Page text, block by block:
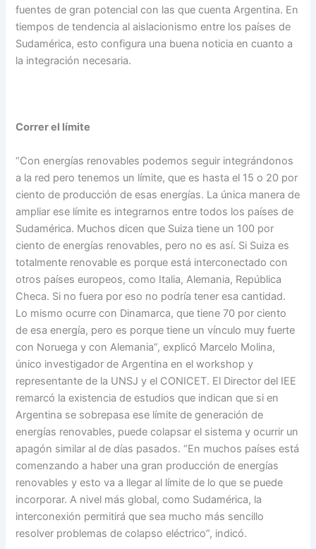
fuentes de gran potencial con las que cuenta Argentina. En
tiempos de tendencia al aislacionismo entre los países de
Sudamérica, esto configura una buena noticia en cuanto a
la integración necesaria.
Correr el límite
“Con energías renovables podemos seguir integrándonos
a la red pero tenemos un límite, que es hasta el 15 o 20 por
ciento de producción de esas energías. La única manera de
ampliar ese límite es integrarnos entre todos los países de
Sudamérica. Muchos dicen que Suiza tiene un 100 por
ciento de energías renovables, pero no es así. Si Suiza es
totalmente renovable es porque está interconectado con
otros países europeos, como Italia, Alemania, República
Checa. Si no fuera por eso no podría tener esa cantidad.
Lo mismo ocurre con Dinamarca, que tiene 70 por ciento
de esa energía, pero es porque tiene un vínculo muy fuerte
con Noruega y con Alemania”, explicó Marcelo Molina,
único investigador de Argentina en el workshop y
representante de la UNSJ y el CONICET. El Director del IEE
remarcó la existencia de estudios que indican que si en
Argentina se sobrepasa ese límite de generación de
energías renovables, puede colapsar el sistema y ocurrir un
apagón similar al de días pasados. “En muchos países está
comenzando a haber una gran producción de energías
renovables y esto va a llegar al límite de lo que se puede
incorporar. A nivel más global, como Sudamérica, la
interconexión permitirá que sea mucho más sencillo
resolver problemas de colapso eléctrico”, indicó.